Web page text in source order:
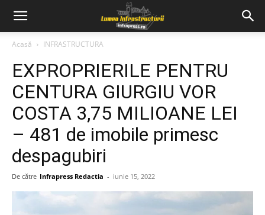
Acasă INFRASTRUCTURA
EXPROPRIERILE PENTRU
CENTURA GIURGIU VOR
COSTA 3,75 MILIOANE LEI
– 481 de imobile primesc
despagubiri
De către Infrapress Redactia - iunie 15, 2022